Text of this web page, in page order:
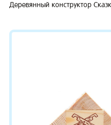
Деревянный конструктор